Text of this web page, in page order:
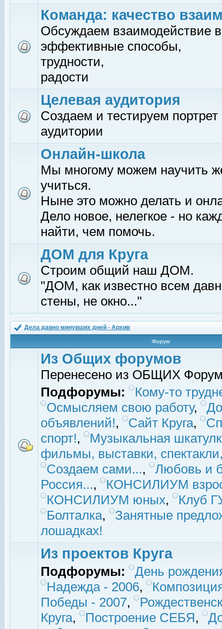
Команда: качество
Обсуждаем взаимодействие
эффективные способы,
трудности,
радости
Целевая аудитория
Создаем и тестируем
аудитории
Онлайн-школа
Мы многому можем научить
учиться.
Ныне это можно делать и
Дело новое, нелегкое - но
найти, чем помочь.
ДОМ для Круга
Строим общий наш ДОМ.
"ДОМ, как известно всем
стены, не окно..."
Дела давно минувших дней - Архив
Форум
Из Общих форумов
Перенесено из ОБЩИХ
Подфорумы:
Кому-то
Осмысляем свою работу,
объявлений!, Сайт Круга,
спорт!,
Музыкальная
фильмы, выставки,
Создаем сами...,
Любовь и
Россия...,
КОНСИЛИУМ
КОНСИЛИУМ юных,
Клуб
Болталка,
Занятные
лошадках!
Из проектов Круга
Подфорумы:
День
Надежда - 2006,
Победы - 2007,
Круга, Построение СЕБЯ,